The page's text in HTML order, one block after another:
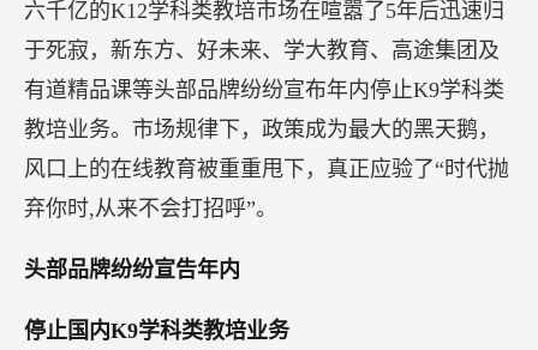
六千亿的K12学科类教培市场在喧嚣了5年后迅速归
于死寂，新东方、好未来、学大教育、高途集团及
有道精品课等头部品牌纷纷宣布年内停止K9学科类
教培业务。市场规律下，政策成为最大的黑天鹅，
风口上的在线教育被重重甩下，真正应验了“时代抛
弃你时,从来不会打招呼”。
头部品牌纷纷宣告年内
停止国内K9学科类教培业务